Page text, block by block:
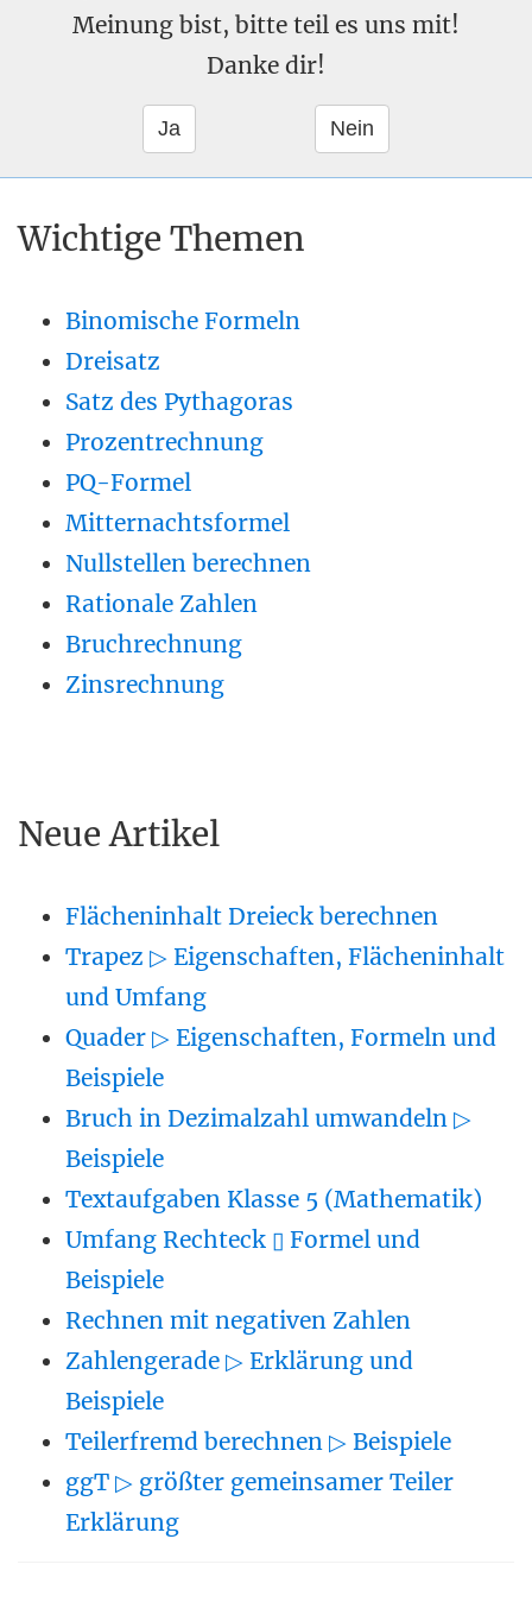
Meinung bist, bitte teil es uns mit!
Danke dir!
Wichtige Themen
Binomische Formeln
Dreisatz
Satz des Pythagoras
Prozentrechnung
PQ-Formel
Mitternachtsformel
Nullstellen berechnen
Rationale Zahlen
Bruchrechnung
Zinsrechnung
Neue Artikel
Flächeninhalt Dreieck berechnen
Trapez ▷ Eigenschaften, Flächeninhalt
und Umfang
Quader ▷ Eigenschaften, Formeln und
Beispiele
Bruch in Dezimalzahl umwandeln ▷
Beispiele
Textaufgaben Klasse 5 (Mathematik)
Umfang Rechteck ▯ Formel und
Beispiele
Rechnen mit negativen Zahlen
Zahlengerade ▷ Erklärung und
Beispiele
Teilerfremd berechnen ▷ Beispiele
ggT ▷ größter gemeinsamer Teiler
Erklärung